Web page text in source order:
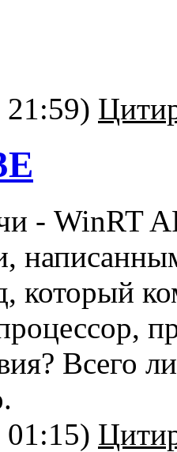
21:59)
- WinRT
который
Всего
01:15)